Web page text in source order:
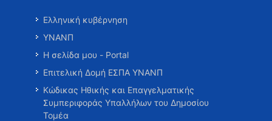
Ελληνική κυβέρνηση
ΥΝΑΝΠ
Η σελίδα μου - Portal
Επιτελική Δομή ΕΣΠΑ ΥΝΑΝΠ
Κώδικας Ηθικής και Επαγγελματικής
Συμπεριφοράς Υπαλλήλων του Δημοσίου
Τομέα